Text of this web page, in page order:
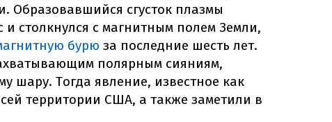
Образовавшийся сгусток плазмы
и столкнулся с магнитным полем Земли,
бурю за последние шесть лет.
полярным сияниям,
шару. Тогда явление, известное как
территории США, а также заметили в